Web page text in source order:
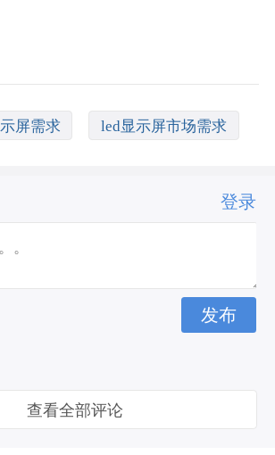
屏需求 led显示屏市场需求
登录
查看全部评论